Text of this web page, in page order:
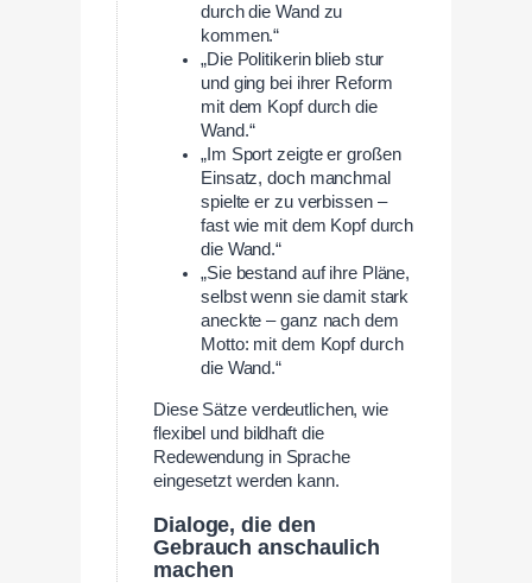
durch die Wand zu
kommen.“
„Die Politikerin blieb stur
und ging bei ihrer Reform
mit dem Kopf durch die
Wand.“
„Im Sport zeigte er großen
Einsatz, doch manchmal
spielte er zu verbissen –
fast wie mit dem Kopf durch
die Wand.“
„Sie bestand auf ihre Pläne,
selbst wenn sie damit stark
aneckte – ganz nach dem
Motto: mit dem Kopf durch
die Wand.“
Diese Sätze verdeutlichen, wie
flexibel und bildhaft die
Redewendung in Sprache
eingesetzt werden kann.
Dialoge, die den
Gebrauch anschaulich
machen